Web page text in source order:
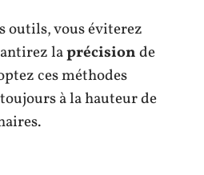
outils, vous éviterez
laprécisionde
ces méthodes
à la hauteur de